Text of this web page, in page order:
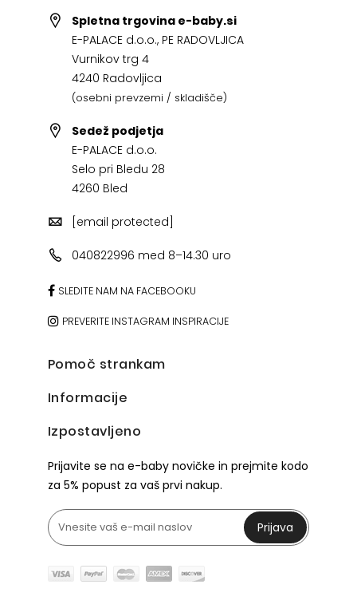
Spletna trgovina e-baby.si
E-PALACE d.o.o., PE RADOVLJICA
Vurnikov trg 4
4240 Radovljica
(osebni prevzemi / skladišče)
Sedež podjetja
E-PALACE d.o.o.
Selo pri Bledu 28
4260 Bled
[email protected]
040822996 med 8–14.30 uro
SLEDITE NAM NA FACEBOOKU
PREVERITE INSTAGRAM INSPIRACIJE
Pomoč strankam
Informacije
Izpostavljeno
Prijavite se na e-baby novičke in prejmite kodo
za 5% popust za vaš prvi nakup.
Prijava